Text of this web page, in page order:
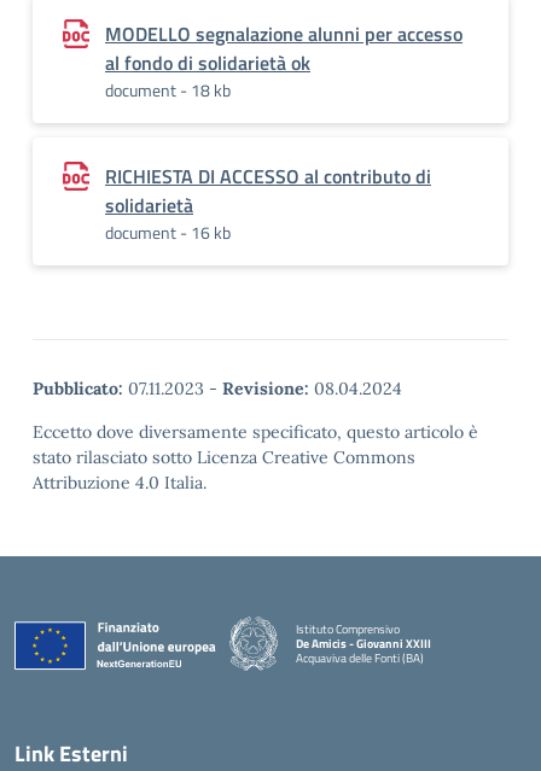
MODELLO segnalazione alunni per accesso
al fondo di solidarietà ok
document - 18 kb
RICHIESTA DI ACCESSO al contributo di
solidarietà
document - 16 kb
Pubblicato: 07.11.2023 - Revisione: 08.04.2024
Eccetto dove diversamente specificato, questo articolo è
stato rilasciato sotto Licenza Creative Commons
Attribuzione 4.0 Italia.
Istituto Comprensivo
De Amicis - Giovanni XXIII
Acquaviva delle Fonti (BA)
— Visita la pagina iniziale della scuola
Link Esterni